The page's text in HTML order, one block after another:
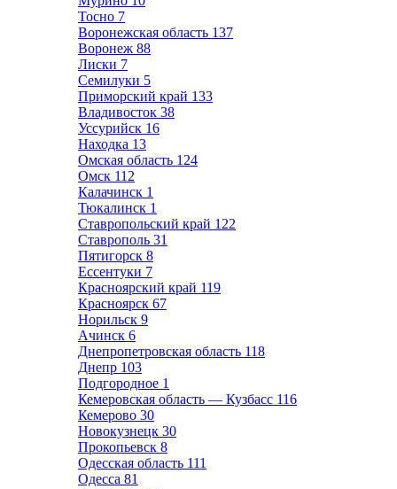
Тосно 7
Воронежская область 137
Воронеж 88
Лиски 7
Семилуки 5
Приморский край 133
Владивосток 38
Уссурийск 16
Находка 13
Омская область 124
Омск 112
Калачинск 1
Тюкалинск 1
Ставропольский край 122
Ставрополь 31
Пятигорск 8
Ессентуки 7
Красноярский край 119
Красноярск 67
Норильск 9
Ачинск 6
Днепропетровская область 118
Днепр 103
Подгородное 1
Кемеровская область — Кузбасс 116
Кемерово 30
Новокузнецк 30
Прокопьевск 8
Одесская область 111
Одесса 81